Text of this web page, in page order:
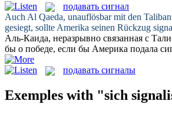
подавать сигнал
Auch Al Qaeda, unauflösbar mit den
gesiegt, sollte Amerika seinen Rückzug
Аль-Каида, неразрывно связанная с
бы о победе, если бы Америка подала
подавать сигналы
Exemples with "sich